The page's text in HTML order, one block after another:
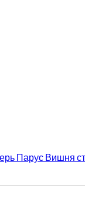
Парус Вишня